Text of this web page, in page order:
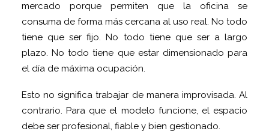
mercado porque permiten que la oficina se
consuma de forma más cercana al uso real. No todo
tiene que ser fijo. No todo tiene que ser a largo
plazo. No todo tiene que estar dimensionado para
el día de máxima ocupación.
Esto no significa trabajar de manera improvisada. Al
contrario. Para que el modelo funcione, el espacio
debe ser profesional, fiable y bien gestionado.